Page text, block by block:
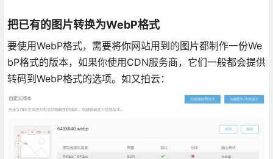
把已有的图片转换为WebP格式
要使用WebP格式，需要将你网站用到的图片都制作一份We
bP格式的版本，如果你使用CDN服务商，它们一般都会提供
转码到WebP格式的选项。如又拍云：